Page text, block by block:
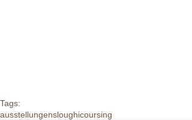
Tags:
ausstellungensloughicoursing